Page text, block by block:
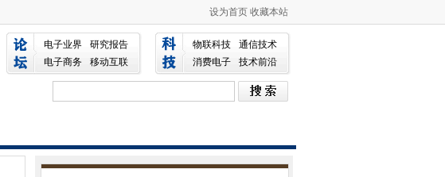
设为首页 收藏本站
电子业界
研究报告
电子商务
移动互联
物联科技
通信技术
消费电子
技术前沿